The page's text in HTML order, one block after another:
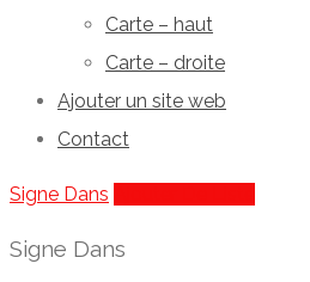
Carte – haut
Carte – droite
Ajouter un site web
Contact
Signe Dans
Signe Dans